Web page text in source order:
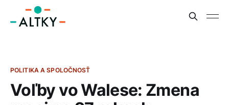
POLITIKA A SPOLOČNOSŤ
Voľby vo Walese: Zmena